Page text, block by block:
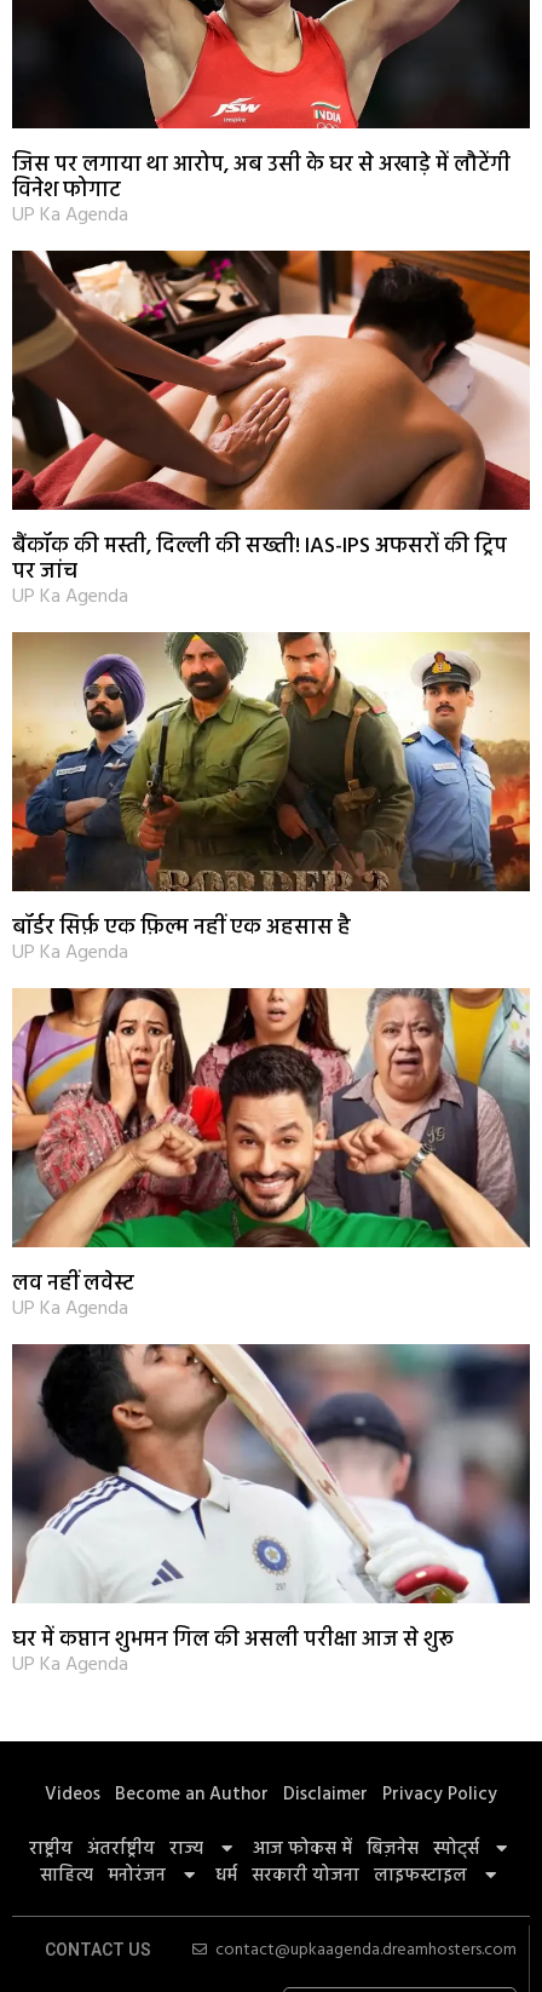
जिस पर लगाया था आरोप, अब उसी के घर से अखाड़े में लौटेंगी
विनेश फोगाट
UP Ka Agenda
बैंकॉक की मस्ती, दिल्ली की सख्ती! IAS-IPS अफसरों की ट्रिप
पर जांच
UP Ka Agenda
बॉर्डर सिर्फ़ एक फ़िल्म नहीं एक अहसास है
UP Ka Agenda
लव नहीं लवेस्ट
UP Ka Agenda
घर में कप्तान शुभमन गिल की असली परीक्षा आज से शुरू
UP Ka Agenda
Videos Become an Author Disclaimer Privacy Policy
राष्ट्रीय अंतर्राष्ट्रीय राज्य आज फोकस में बिज़नेस स्पोर्ट्स
साहित्य मनोरंजन धर्म सरकारी योजना लाइफस्टाइल
CONTACT US contact@upkaagenda.dreamhosters.com